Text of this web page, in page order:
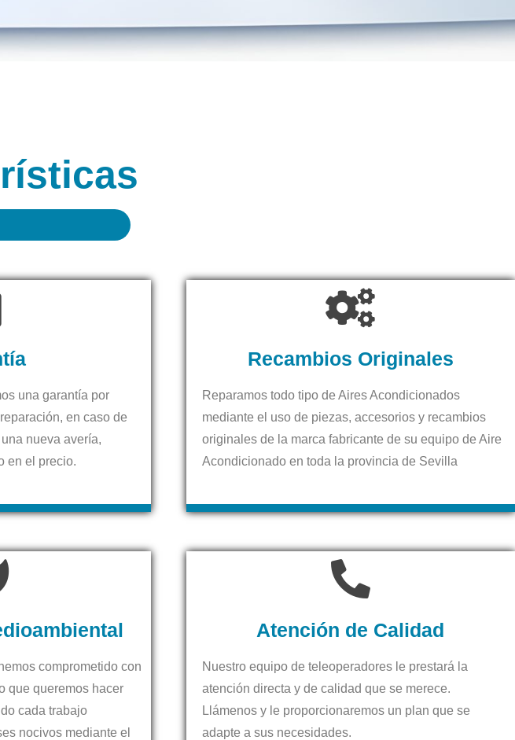
una garantía por
en caso de
nueva avería,
en el precio.
Recambios Originales
Reparamos todo tipo de Aires Acondicionados
mediante el uso de piezas, accesorios y recambios
originales de la marca fabricante de su equipo de Aire
Acondicionado en toda la provincia de Sevilla
comprometido con
que queremos hacer
cada trabajo
nocivos mediante el
Atención de Calidad
Nuestro equipo de teleoperadores le prestará la
atención directa y de calidad que se merece.
Llámenos y le proporcionaremos un plan que se
adapte a sus necesidades.